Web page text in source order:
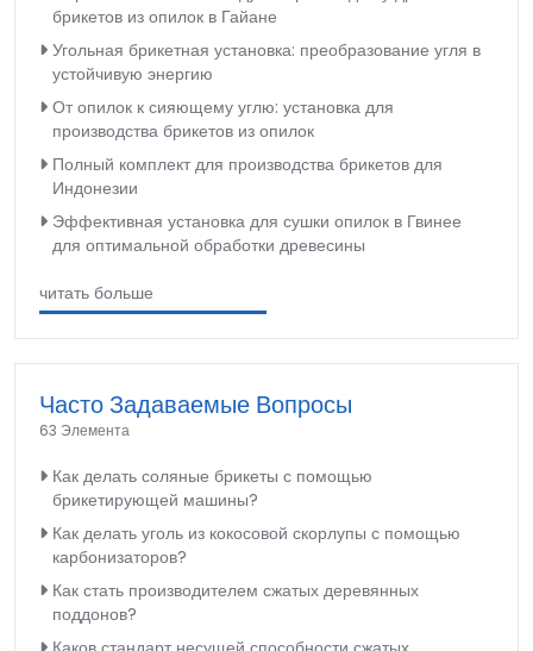
брикетов из опилок в Гайане
Угольная брикетная установка: преобразование угля в
устойчивую энергию
От опилок к сияющему углю: установка для
производства брикетов из опилок
Полный комплект для производства брикетов для
Индонезии
Эффективная установка для сушки опилок в Гвинее
для оптимальной обработки древесины
читать больше
Часто Задаваемые Вопросы
63 Элемента
Как делать соляные брикеты с помощью
брикетирующей машины?
Как делать уголь из кокосовой скорлупы с помощью
карбонизаторов?
Как стать производителем сжатых деревянных
поддонов?